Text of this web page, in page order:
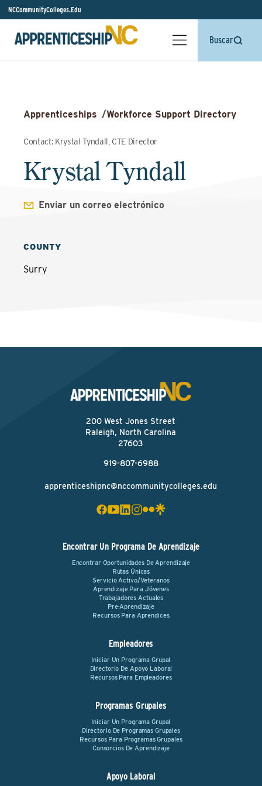
NCCommunityColleges.Edu
Buscar
Apprenticeships /Workforce Support Directory
Contact: Krystal Tyndall, CTE Director
Krystal Tyndall
Enviar un correo electrónico
COUNTY
Surry
200 West Jones Street
Raleigh, North Carolina
27603
919-807-6988
apprenticeshipnc@nccommunitycolleges.edu
Encontrar Un Programa De Aprendizaje
Encontrar Oportunidades De Aprendizaje
Rutas Únicas
Servicio Activo/Veteranos
Aprendizaje Para Jóvenes
Trabajadores Actuales
Pre-Aprendizaje
Recursos Para Aprendices
Empleadores
Iniciar Un Programa Grupal
Directorio De Apoyo Laboral
Recursos Para Empleadores
Programas Grupales
Iniciar Un Programa Grupal
Directorio De Programas Grupales
Recursos Para Programas Grupales
Consorcios De Aprendizaje
Apoyo Laboral